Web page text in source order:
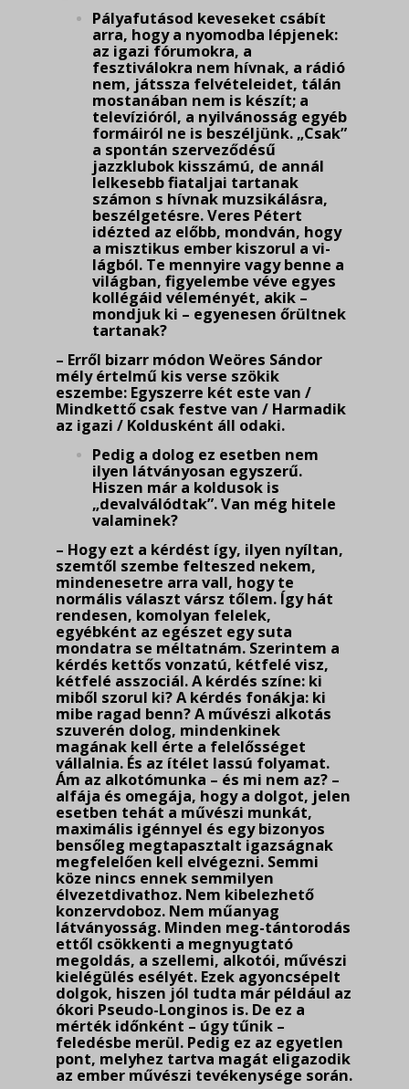
Pályafutásod keveseket csábít
arra, hogy a nyomodba lépjenek:
az igazi fórumokra, a
fesztiválokra nem hívnak, a rádió
nem, játssza felvételeidet, tálán
mostanában nem is készít; a
televízióról, a nyilvánosság egyéb
formáiról ne is beszéljünk. „Csak”
a spontán szerveződésű
jazzklubok kisszámú, de annál
lelkesebb fiataljai tartanak
számon s hívnak muzsikálásra,
be­szélgetésre. Veres Pétert
idézted az előbb, mondván, hogy
a misztikus ember kiszorul a vi­
lág­ból. Te mennyire vagy benne a
világban, figyelembe véve egyes
kollégáid véleményét, akik –
mondjuk ki – egyenesen őrültnek
tartanak?
– Erről bizarr módon Weöres Sándor
mély értelmű kis verse szökik
eszembe: Egyszerre két este van /
Mindkettő csak festve van / Harmadik
az igazi / Koldusként áll odaki.
Pedig a dolog ez esetben nem
ilyen látványosan egyszerű.
Hiszen már a koldusok is
„devalválódtak”. Van még hitele
valaminek?
– Hogy ezt a kérdést így, ilyen nyíltan,
szemtől szembe felteszed nekem,
mindenesetre arra vall, hogy te
normális választ vársz tőlem. Így hát
rendesen, komolyan felelek,
egyébként az egészet egy suta
mondatra se méltatnám. Szerintem a
kérdés kettős vonzatú, kétfelé visz,
kétfelé asszociál. A kérdés színe: ki
miből szorul ki? A kérdés fonákja: ki
mibe ragad benn? A művészi alkotás
szuverén dolog, mindenkinek
magának kell érte a felelősséget
vállalnia. És az ítélet lassú folyamat.
Ám az alkotómunka – és mi nem az? –
alfája és omegája, hogy a dolgot, jelen
esetben tehát a művészi munkát,
maximális igénnyel és egy bizonyos
bensőleg megtapasztalt igazságnak
megfelelően kell elvégezni. Semmi
köze nincs ennek semmilyen
élvezetdivathoz. Nem kibelezhető
konzervdoboz. Nem műanyag
látványosság. Minden meg-tántorodás
ettől csökkenti a megnyugtató
megoldás, a szellemi, alkotói, művészi
kielégülés esélyét. Ezek agyoncsépelt
dolgok, hiszen jól tudta már például az
ókori Pseudo-Longinos is. De ez a
mérték időnként – úgy tűnik –
feledésbe merül. Pedig ez az egyetlen
pont, melyhez tartva magát el­igazodik
az ember művészi tevékenysége során.